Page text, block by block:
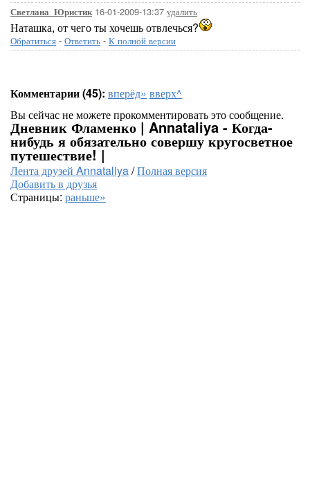
Светлана_Юристик16-01-2009-13:37 удалить
Наташка, от чего ты хочешь отвлечься?
Обратиться - Ответить - К полной версии
Комментарии (45): вперёд» вверх^
Вы сейчас не можете прокомментировать это сообщение.
Дневник Фламенко | Annataliya - Когда-
нибудь я обязательно совершу кругосветное
путешествие! |
Лента друзей Annataliya/Полная версия
Добавить в друзья
Страницы: раньше»